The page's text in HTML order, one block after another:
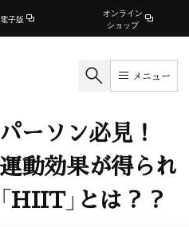
子版
オンライン
ショップ
メニュー
ーソン必見！
動効果が得られ
HIIT」とは？？